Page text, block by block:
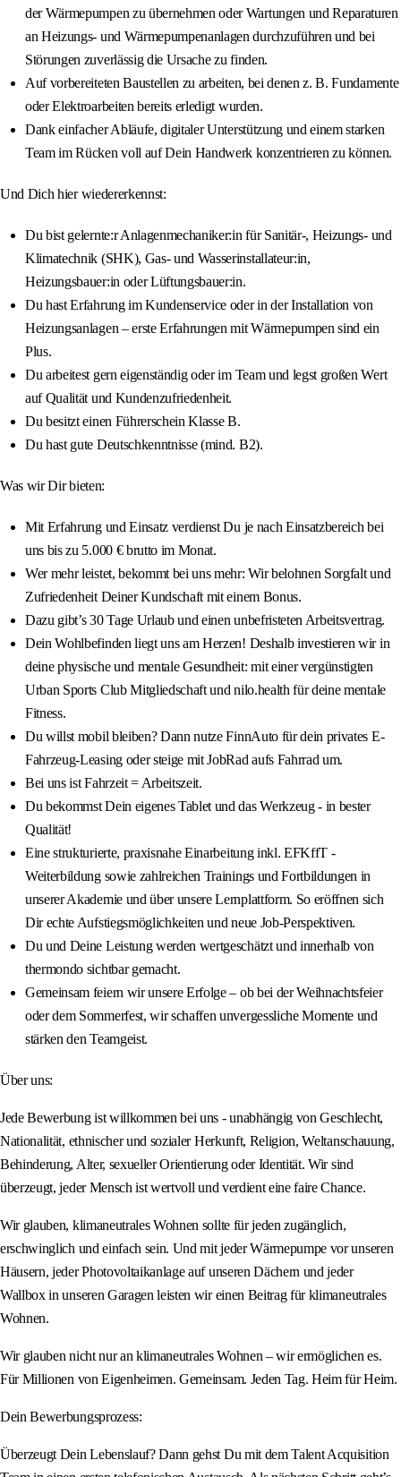
der Wärmepumpen zu übernehmen oder Wartungen und Reparaturen
an Heizungs- und Wärmepumpenanlagen durchzuführen und bei
Störungen zuverlässig die Ursache zu finden.
Auf vorbereiteten Baustellen zu arbeiten, bei denen z. B. Fundamente
oder Elektroarbeiten bereits erledigt wurden.
Dank einfacher Abläufe, digitaler Unterstützung und einem starken
Team im Rücken voll auf Dein Handwerk konzentrieren zu können.
Und Dich hier wiedererkennst:
Du bist gelernte:r Anlagenmechaniker:in für Sanitär-, Heizungs- und
Klimatechnik (SHK), Gas- und Wasserinstallateur:in,
Heizungsbauer:in oder Lüftungsbauer:in.
Du hast Erfahrung im Kundenservice oder in der Installation von
Heizungsanlagen – erste Erfahrungen mit Wärmepumpen sind ein
Plus.
Du arbeitest gern eigenständig oder im Team und legst großen Wert
auf Qualität und Kundenzufriedenheit.
Du besitzt einen Führerschein Klasse B.
Du hast gute Deutschkenntnisse (mind. B2).
Was wir Dir bieten:
Mit Erfahrung und Einsatz verdienst Du je nach Einsatzbereich bei
uns bis zu 5.000 € brutto im Monat.
Wer mehr leistet, bekommt bei uns mehr: Wir belohnen Sorgfalt und
Zufriedenheit Deiner Kundschaft mit einem Bonus.
Dazu gibt’s 30 Tage Urlaub und einen unbefristeten Arbeitsvertrag.
Dein Wohlbefinden liegt uns am Herzen! Deshalb investieren wir in
deine physische und mentale Gesundheit: mit einer vergünstigten
Urban Sports Club Mitgliedschaft und nilo.health für deine mentale
Fitness.
Du willst mobil bleiben? Dann nutze FinnAuto für dein privates E-
Fahrzeug-Leasing oder steige mit JobRad aufs Fahrrad um.
Bei uns ist Fahrzeit = Arbeitszeit.
Du bekommst Dein eigenes Tablet und das Werkzeug - in bester
Qualität!
Eine strukturierte, praxisnahe Einarbeitung inkl. EFKffT -
Weiterbildung sowie zahlreichen Trainings und Fortbildungen in
unserer Akademie und über unsere Lernplattform. So eröffnen sich
Dir echte Aufstiegsmöglichkeiten und neue Job-Perspektiven.
Du und Deine Leistung werden wertgeschätzt und innerhalb von
thermondo sichtbar gemacht.
Gemeinsam feiern wir unsere Erfolge – ob bei der Weihnachtsfeier
oder dem Sommerfest, wir schaffen unvergessliche Momente und
stärken den Teamgeist.
Über uns:
Jede Bewerbung ist willkommen bei uns - unabhängig von Geschlecht,
Nationalität, ethnischer und sozialer Herkunft, Religion, Weltanschauung,
Behinderung, Alter, sexueller Orientierung oder Identität. Wir sind
überzeugt, jeder Mensch ist wertvoll und verdient eine faire Chance.
Wir glauben, klimaneutrales Wohnen sollte für jeden zugänglich,
erschwinglich und einfach sein. Und mit jeder Wärmepumpe vor unseren
Häusern, jeder Photovoltaikanlage auf unseren Dächern und jeder
Wallbox in unseren Garagen leisten wir einen Beitrag für klimaneutrales
Wohnen.
Wir glauben nicht nur an klimaneutrales Wohnen – wir ermöglichen es.
Für Millionen von Eigenheimen. Gemeinsam. Jeden Tag. Heim für Heim.
Dein Bewerbungsprozess:
Überzeugt Dein Lebenslauf? Dann gehst Du mit dem Talent Acquisition